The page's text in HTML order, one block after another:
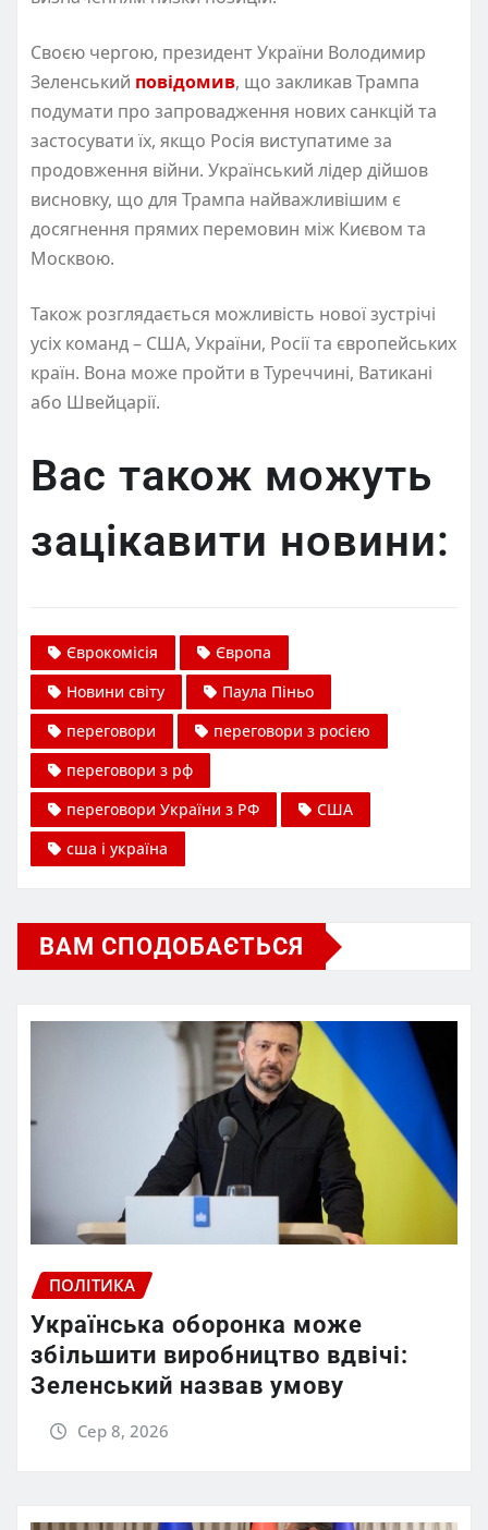
Своєю чергою, президент України Володимир
Зеленський повідомив, що закликав Трампа
подумати про запровадження нових санкцій та
застосувати їх, якщо Росія виступатиме за
продовження війни. Український лідер дійшов
висновку, що для Трампа найважливішим є
досягнення прямих перемовин між Києвом та
Москвою.
Також розглядається можливість нової зустрічі
усіх команд – США, України, Росії та європейських
країн. Вона може пройти в Туреччині, Ватикані
або Швейцарії.
Вас також можуть
зацікавити новини:
Єврокомісія
Європа
Новини світу
Паула Піньо
переговори
переговори з росією
переговори з рф
переговори України з РФ
США
сша і україна
ВАМ СПОДОБАЄТЬСЯ
ПОЛІТИКА
Українська оборонка може
збільшити виробництво вдвічі:
Зеленський назвав умову
Сер 8, 2026